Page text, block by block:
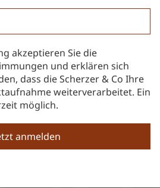
akzeptieren Sie die
und erklären sich
dass die Scherzer & Co Ihre
weiterverarbeitet. Ein
möglich.